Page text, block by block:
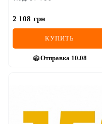
2 108 грн
КУПИТЬ
Отправка 10.08